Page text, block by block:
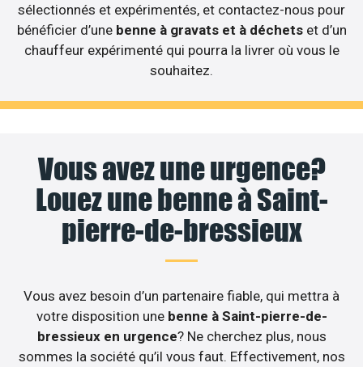
sélectionnés et expérimentés, et contactez-nous pour
bénéficier d’une benne à gravats et à déchetset d’un
chauffeur expérimenté qui pourra la livrer où vous le
souhaitez.
Vous avez une urgence?
Louez une benne à Saint-
pierre-de-bressieux
Vous avez besoin d’un partenaire fiable, qui mettra à
votre disposition une benne à Saint-pierre-de-
bressieux en urgence? Ne cherchez plus, nous
sommes la société qu’il vous faut. Effectivement, nos